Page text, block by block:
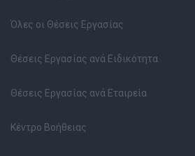
Όλες οι Θέσεις Εργασίας
Θέσεις Εργασίας ανά Ειδικότητα
Θέσεις Εργασίας ανά Εταιρεία
Κέντρο Βοήθειας